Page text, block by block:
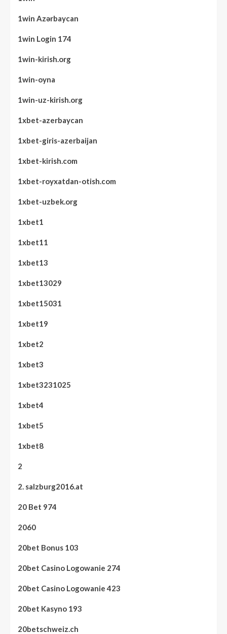
1win Azərbaycan
1win Login 174
1win-kirish.org
1win-oyna
1win-uz-kirish.org
1xbet-azerbaycan
1xbet-giris-azerbaijan
1xbet-kirish.com
1xbet-royxatdan-otish.com
1xbet-uzbek.org
1xbet1
1xbet11
1xbet13
1xbet13029
1xbet15031
1xbet19
1xbet2
1xbet3
1xbet3231025
1xbet4
1xbet5
1xbet8
2
2. salzburg2016.at
20 Bet 974
2060
20bet Bonus 103
20bet Casino Logowanie 274
20bet Casino Logowanie 423
20bet Kasyno 193
20betschweiz.ch